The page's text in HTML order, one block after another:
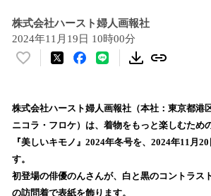
株式会社ハースト婦人画報社
2024年11月19日 10時00分
い
！
数
を
込
株式会社ハースト婦人画報社（本社：東京都港
ニコラ・フロケ）は、着物をもっと楽しむため
『美しいキモノ』2024年冬号を、2024年11月
す。
初登場の俳優のんさんが、白と黒のコントラス
の訪問着で表紙を飾ります。